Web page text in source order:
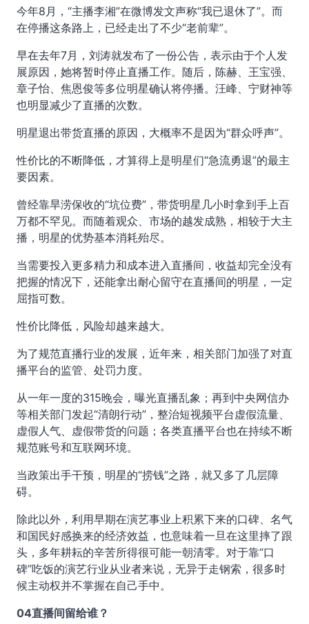
今年8月，“主播李湘”在微博发文声称“我已退休了”。而
在停播这条路上，已经走出了不少“老前辈”。
早在去年7月，刘涛就发布了一份公告，表示由于个人发
展原因，她将暂时停止直播工作。随后，陈赫、王宝强、
章子怡、焦恩俊等多位明星确认将停播。汪峰、宁财神等
也明显减少了直播的次数。
明星退出带货直播的原因，大概率不是因为“群众呼声”。
性价比的不断降低，才算得上是明星们“急流勇退”的最主
要因素。
曾经靠旱涝保收的“坑位费”，带货明星几小时拿到手上百
万都不罕见。而随着观众、市场的越发成熟，相较于大主
播，明星的优势基本消耗殆尽。
当需要投入更多精力和成本进入直播间，收益却完全没有
把握的情况下，还能拿出耐心留守在直播间的明星，一定
屈指可数。
性价比降低，风险却越来越大。
为了规范直播行业的发展，近年来，相关部门加强了对直
播平台的监管、处罚力度。
从一年一度的315晚会，曝光直播乱象；再到中央网信办
等相关部门发起“清朗行动”，整治短视频平台虚假流量、
虚假人气、虚假带货的问题；各类直播平台也在持续不断
规范账号和互联网环境。
当政策出手干预，明星的“捞钱”之路，就又多了几层障
碍。
除此以外，利用早期在演艺事业上积累下来的口碑、名气
和国民好感换来的经济效益，也意味着一旦在这里摔了跟
头，多年耕耘的辛苦所得很可能一朝清零。对于靠“口
碑”吃饭的演艺行业从业者来说，无异于走钢索，很多时
候主动权并不掌握在自己手中。
04直播间留给谁？